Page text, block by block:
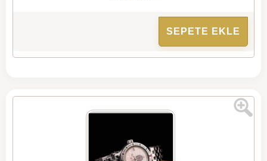
SEPETE EKLE